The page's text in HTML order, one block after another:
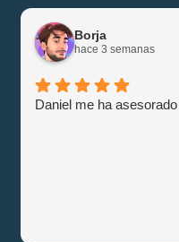
Borja
hace 3 semanas
Daniel me ha